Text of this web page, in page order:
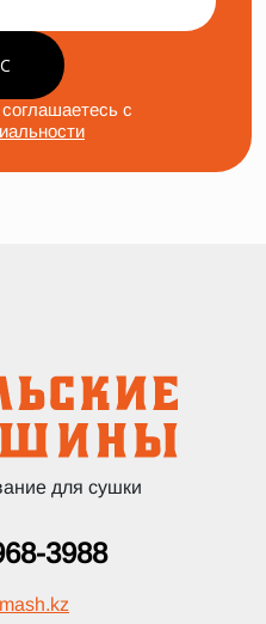
с
для сушки
3988